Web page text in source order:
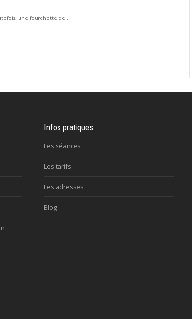
une fourchette de...
Infos pratiques
Les séances
Les tarifs
Les adresses
Blog